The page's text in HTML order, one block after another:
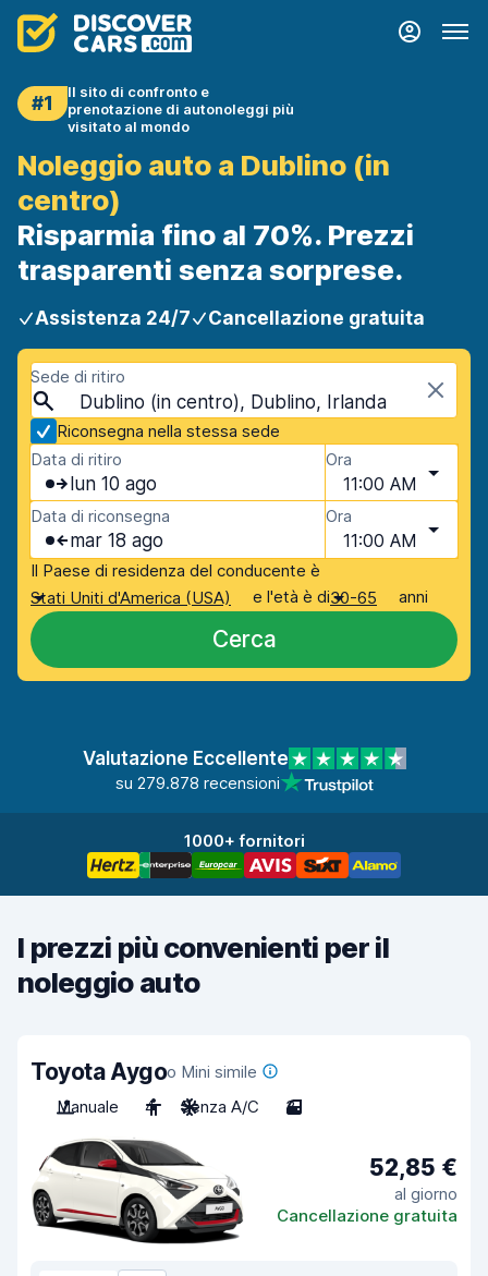
#1
Il sito di confronto e
prenotazione di autonoleggi più
visitato al mondo
Noleggio auto a Dublino (in
centro)
Risparmia fino al 70%. Prezzi
trasparenti senza sorprese.
Assistenza 24/7 Cancellazione gratuita
Sede di ritiro
Dublino (in centro), Dublino, Irlanda
Riconsegna nella stessa sede
Data di ritiro
lun 10 ago
Ora
11:00 AM
Data di riconsegna
mar 18 ago
Ora
11:00 AM
Il Paese di residenza del conducente è
Stati Uniti d'America (USA)
e l'età è di30-65 anni
Cerca
Valutazione Eccellente
su 279.878 recensioni
1000+ fornitori
I prezzi più convenienti per il
noleggio auto
Toyota Aygoo Mini simile
Manuale
4 Senza A/C 3
52,85 €
al giorno
Cancellazione gratuita